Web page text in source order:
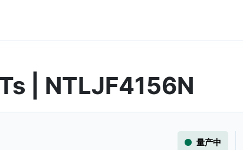
| NTLJF4156N
量产中